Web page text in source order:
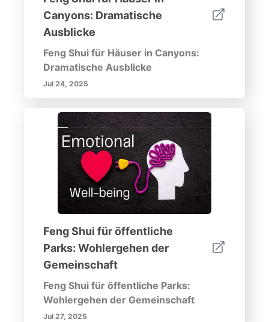
Canyons: Dramatische
Ausblicke
Feng Shui für Häuser in Canyons:
Dramatische Ausblicke
Jul 24, 2025
Feng Shui für öffentliche
Parks: Wohlergehen der
Gemeinschaft
Feng Shui für öffentliche Parks:
Wohlergehen der Gemeinschaft
Jul 27, 2025